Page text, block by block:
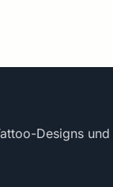
Designs und